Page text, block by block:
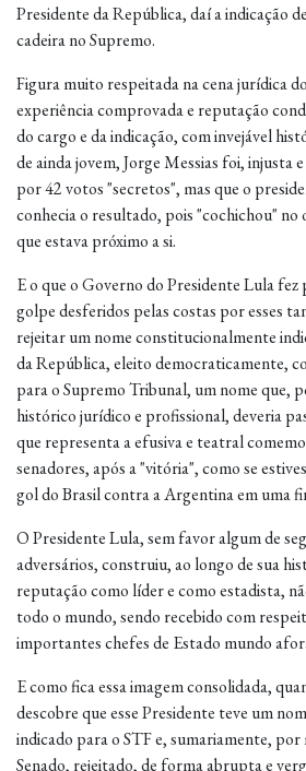
Presidente da República, daí a indicação
cadeira no Supremo.
Figura muito respeitada na cena jurídica
experiência comprovada e reputação
do cargo e da indicação, com invejável
de ainda jovem, Jorge Messias foi, injusta
por 42 votos "secretos", mas que o
conhecia o resultado, pois "cochichou" no
que estava próximo a si.
E o que o Governo do Presidente Lula
golpe desferidos pelas costas por esses
rejeitar um nome constitucionalmente
da República, eleito democraticamente,
para o Supremo Tribunal, um nome que,
histórico jurídico e profissional, deveria
que representa a efusiva e teatral
senadores, após a "vitória", como se
gol do Brasil contra a Argentina em uma
O Presidente Lula, sem favor algum de
adversários, construiu, ao longo de sua
reputação como líder e como estadista,
todo o mundo, sendo recebido com
importantes chefes de Estado mundo
E como fica essa imagem consolidada,
descobre que esse Presidente teve um
indicado para o STF e, sumariamente, por
Senado, rejeitado, de forma abrupta e